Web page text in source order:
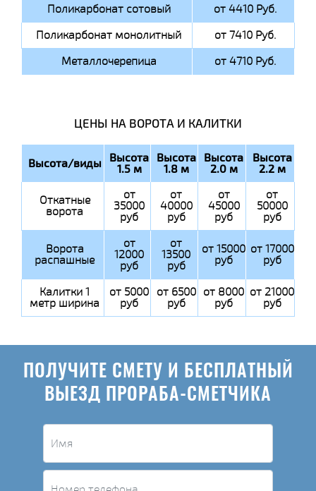
Поликарбонат сотовый
от 4410 Руб.
Поликарбонат монолитный
от 7410 Руб.
Металлочерепица
от 4710 Руб.
ЦЕНЫ НА ВОРОТА И КАЛИТКИ
Высота/виды Высота
1.5 м
Высота
1.8 м
Высота
2.0 м
Высота
2.2 м
Откатные
ворота
от
35000
руб
от
40000
руб
от
45000
руб
от
50000
руб
Ворота
распашные
от
12000
руб
от
13500
руб
от 15000
руб
от 17000
руб
Калитки 1
метр ширина
от 5000
руб
от 6500
руб
от 8000
руб
от 21000
руб
ПОЛУЧИТЕ СМЕТУ И БЕСПЛАТНЫЙ
ВЫЕЗД ПРОРАБА-СМЕТЧИКА